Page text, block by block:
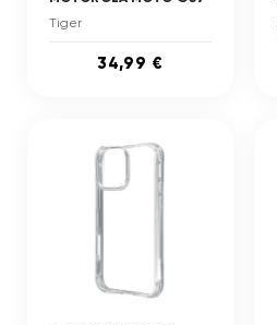
Tiger
34,99 €